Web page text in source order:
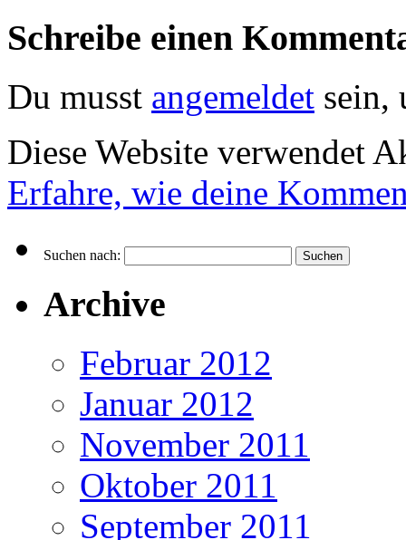
Schreibe einen
Du musst angemeldet sein,
Diese Website verwendet
Erfahre, wie deine
Suchen nach:
Archive
Februar 2012
Januar 2012
November 2011
Oktober 2011
September 2011